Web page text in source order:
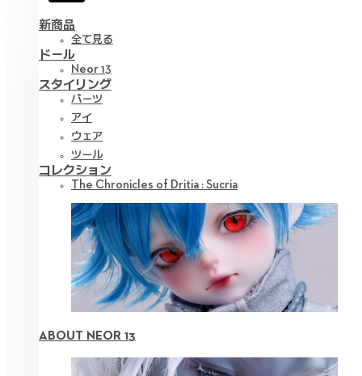
新商品
全て見る
ドール
Neor 13
スタイリング
パーツ
アイ
ウェア
ツール
コレクション
The Chronicles of Dritia : Sucria
ABOUT NEOR 13